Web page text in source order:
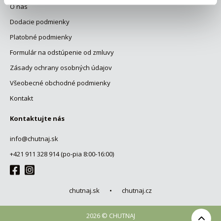
O nás
Dodacie podmienky
Platobné podmienky
Formulár na odstúpenie od zmluvy
Zásady ochrany osobných údajov
Všeobecné obchodné podmienky
Kontakt
Kontaktujte nás
info@chutnaj.sk
+421 911 328 914 (po-pia 8:00-16:00)
chutnaj.sk • chutnaj.cz
2026 © CHUTNAJ